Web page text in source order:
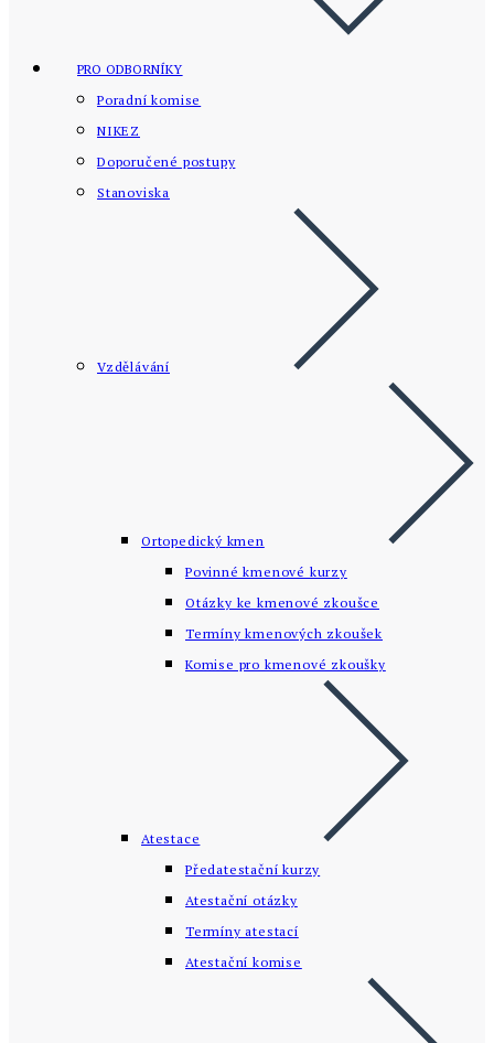
PRO ODBORNÍKY
Poradní komise
NIKEZ
Doporučené postupy
Stanoviska
Vzdělávání
Ortopedický kmen
Povinné kmenové kurzy
Otázky ke kmenové zkoušce
Termíny kmenových zkoušek
Komise pro kmenové zkoušky
Atestace
Předatestační kurzy
Atestační otázky
Termíny atestací
Atestační komise